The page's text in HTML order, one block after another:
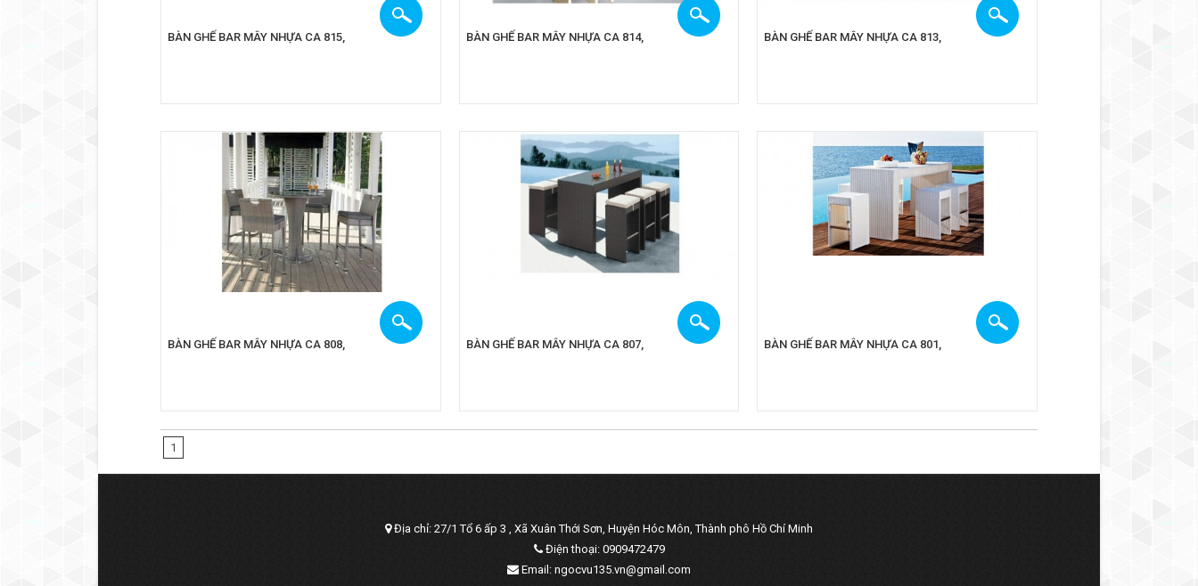
BÀN GHẾ BAR MÂY NHỰA CA 815, BÀN GHẾ BAR MÂY NHỰA CA 814, BÀN GHẾ BAR MÂY NHỰA CA 813,
BÀN GHẾ BAR MÂY NHỰA CA 808, BÀN GHẾ BAR MÂY NHỰA CA 807, BÀN GHẾ BAR MÂY NHỰA CA 801,
1
Địa chỉ: 27/1 Tổ 6 ấp 3 , Xã Xuân Thới Sơn, Huyện Hóc Môn, Thành phô Hồ Chí Minh
Điện thoại: 0909472479
Email: ngocvu135.vn@gmail.com